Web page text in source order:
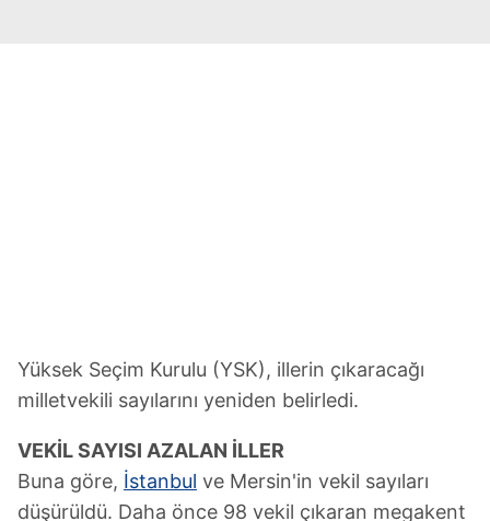
Yüksek Seçim Kurulu (YSK), illerin çıkaracağı
milletvekili sayılarını yeniden belirledi.
VEKİL SAYISI AZALAN İLLER
Buna göre, İstanbul ve Mersin'in vekil sayıları
düşürüldü. Daha önce 98 vekil çıkaran megakent